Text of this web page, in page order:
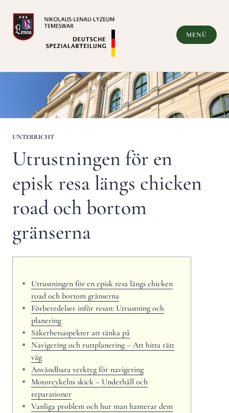
Inhalt
springen
Deutsche Spezialabteilung
MENÜ
UNTERRICHT
Utrustningen för en
episk resa längs chicken
road och bortom
gränserna
Utrustningen för en episk resa längs chicken
road och bortom gränserna
Förberedelser inför resan: Utrustning och
planering
Säkerhetsaspekter att tänka på
Navigering och ruttplanering – Att hitta rätt
väg
Användbara verktyg för navigering
Motorcykelns skick – Underhåll och
reparationer
Vanliga problem och hur man hanterar dem